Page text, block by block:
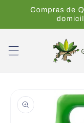
directamente
Compras de
a la
información
del producto